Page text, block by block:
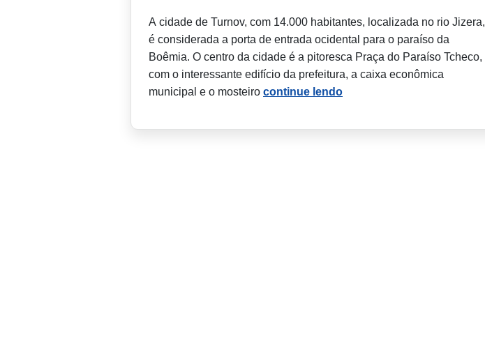
A cidade de Turnov, com 14.000 habitantes, localizada no rio Jizera,
é considerada a porta de entrada ocidental para o paraíso da
Boêmia. O centro da cidade é a pitoresca Praça do Paraíso Tcheco,
com o interessante edifício da prefeitura, a caixa econômica
municipal e o mosteiro continue lendo